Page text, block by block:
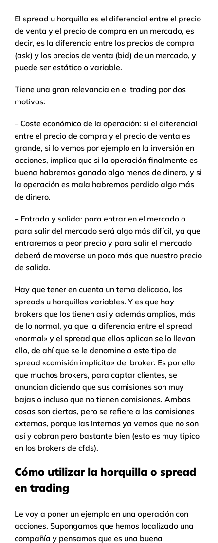
El spread u horquilla es el diferencial entre el precio
de venta y el precio de compra en un mercado, es
decir, es la diferencia entre los precios de compra
(ask) y los precios de venta (bid) de un mercado, y
puede ser estático o variable.
Tiene una gran relevancia en el trading por dos
motivos:
– Coste económico de la operación: si el diferencial
entre el precio de compra y el precio de venta es
grande, si lo vemos por ejemplo en la inversión en
acciones, implica que si la operación finalmente es
buena habremos ganado algo menos de dinero, y si
la operación es mala habremos perdido algo más
de dinero.
– Entrada y salida: para entrar en el mercado o
para salir del mercado será algo más difícil, ya que
entraremos a peor precio y para salir el mercado
deberá de moverse un poco más que nuestro precio
de salida.
Hay que tener en cuenta un tema delicado, los
spreads u horquillas variables. Y es que hay
brokers que los tienen así y además amplios, más
de lo normal, ya que la diferencia entre el spread
«normal» y el spread que ellos aplican se lo llevan
ello, de ahí que se le denomine a este tipo de
spread «comisión implícita» del broker. Es por ello
que muchos brokers, para captar clientes, se
anuncian diciendo que sus comisiones son muy
bajas o incluso que no tienen comisiones. Ambas
cosas son ciertas, pero se refiere a las comisiones
externas, porque las internas ya vemos que no son
así y cobran pero bastante bien (esto es muy típico
en los brokers de cfds).
Cómo utilizar la horquilla o spread
en trading
Le voy a poner un ejemplo en una operación con
acciones. Supongamos que hemos localizado una
compañía y pensamos que es una buena